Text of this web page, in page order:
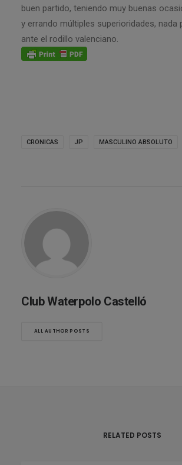
buen partido, teniendo muy buenas
y errando múltiples superioridades, nada
ante el rodillo valenciano.
CRONICAS JP MASCULINO ABSOLUTO
Club Waterpolo Castelló
ALL AUTHOR POSTS
RELATED POSTS